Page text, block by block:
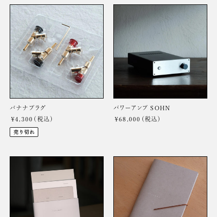
格
格
バ
ナ
ナ
プ
ラ
グ
バナナプラグ
通
常
価
¥4,300
売り切れ
パ
ワ
ン
プ
SOHN
パワーアンプ SOHN
通
¥68,000
ラ
ン
ド
ブ
ッ
listude
ル